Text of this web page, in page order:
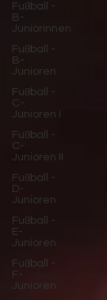
Fußball -
B-
Juniorinnen
Fußball -
B-
Junioren
Fußball -
C-
Junioren I
Fußball -
C-
Junioren II
Fußball -
D-
Junioren
Fußball -
E-
Junioren
Fußball -
F-
Junioren